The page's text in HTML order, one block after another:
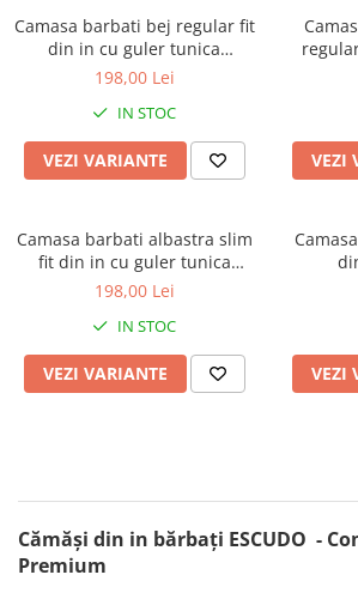
Camasa barbati bej regular fit
din in cu guler tunica
PREMIUM
198,00 Lei
IN STOC
VEZI VARIANTE VEZI
Camasa barbati albastra slim
fit din in cu guler tunica
PREMIUM
198,00 Lei
IN STOC
VEZI VARIANTE VEZI
Cămăși din in bărbați ESCUDO -
Premium